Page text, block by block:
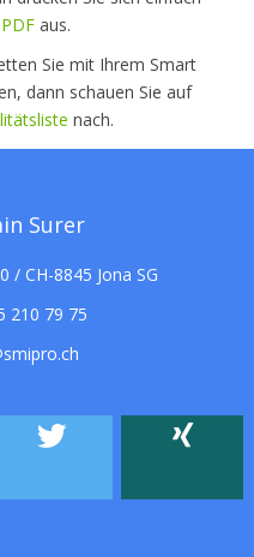
aus.
Sie mit Ihrem Smart
dann schauen Sie auf
nach.
Surer
/ CH-8845 Jona SG
210 79 75